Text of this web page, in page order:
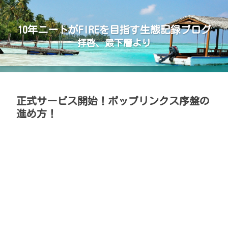
10年ニートがFIREを目指す生態記録ブログ
拝啓、最下層より
正式サービス開始！ポップリンクス序盤の
進め方！